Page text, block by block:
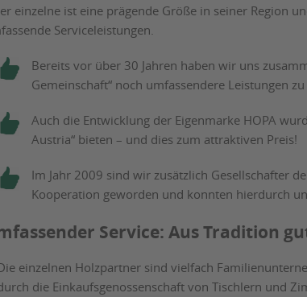
einzelne ist eine prägende Größe in seiner Region
Serviceleistungen.
Bereits vor über 30 Jahren haben wir uns
Gemeinschaft“ noch umfassendere Leistungen
Auch die Entwicklung der Eigenmarke HOPA
Austria“ bieten – und dies zum attraktiven Preis!
Im Jahr 2009 sind wir zusätzlich Gesellschafter
Kooperation geworden und konnten hierdurch
Service: Aus Tradition
einzelnen Holzpartner sind vielfach
die Einkaufsgenossenschaft von Tischlern und